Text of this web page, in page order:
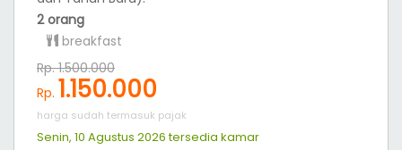
2 orang
breakfast
Rp. 1.500.000
Rp. 1.150.000
harga sudah termasuk pajak
Senin, 10 Agustus 2026 tersedia kamar